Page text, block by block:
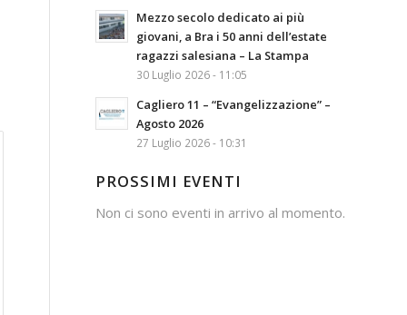
Mezzo secolo dedicato ai più
giovani, a Bra i 50 anni dell’estate
ragazzi salesiana – La Stampa
30 Luglio 2026 - 11:05
Cagliero 11 – “Evangelizzazione” –
Agosto 2026
27 Luglio 2026 - 10:31
PROSSIMI EVENTI
Non ci sono eventi in arrivo al momento.